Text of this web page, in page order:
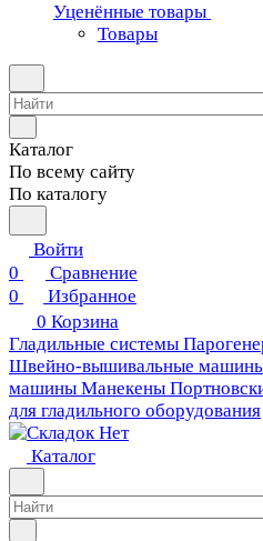
Уценённые товары
Товары
Каталог
По всему сайту
По каталогу
Войти
0
Сравнение
0
Избранное
0 Корзина
Гладильные системы
Швейно-вышивальные
машины Манекены
для гладильного оборудования
Каталог